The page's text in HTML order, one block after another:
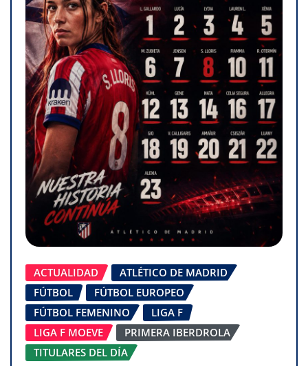
ACTUALIDAD
ATLÉTICO DE MADRID
FÚTBOL
FÚTBOL EUROPEO
FÚTBOL FEMENINO
LIGA F
LIGA F MOEVE
PRIMERA IBERDROLA
TITULARES DEL DÍA